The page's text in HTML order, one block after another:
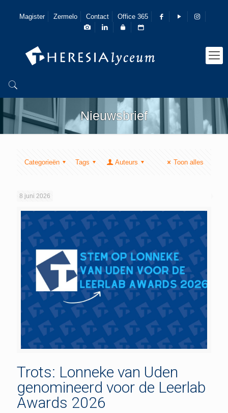
Magister Zermelo Contact Office 365
Nieuwsbrief
Categorieën Tags Auteurs Toon alles
8 juni 2026
Trots: Lonneke van Uden
genomineerd voor de Leerlab
Awards 2026